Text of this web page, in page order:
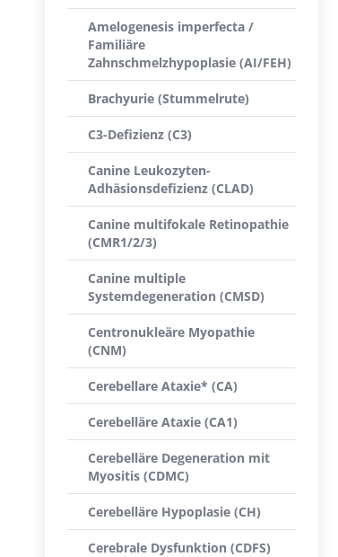
Amelogenesis imperfecta /
Familiäre
Zahnschmelzhypoplasie (AI/FEH)
Brachyurie (Stummelrute)
C3-Defizienz (C3)
Canine Leukozyten-
Adhäsionsdefizienz (CLAD)
Canine multifokale Retinopathie
(CMR1/2/3)
Canine multiple
Systemdegeneration (CMSD)
Centronukleäre Myopathie
(CNM)
Cerebellare Ataxie* (CA)
Cerebelläre Ataxie (CA1)
Cerebelläre Degeneration mit
Myositis (CDMC)
Cerebelläre Hypoplasie (CH)
Cerebrale Dysfunktion (CDFS)